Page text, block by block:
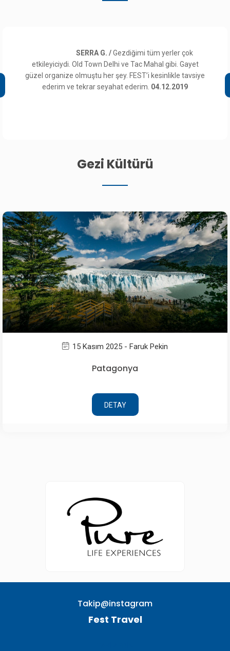
SERRA G. /Gezdiğimi tüm yerler çok
etkileyiciydi. Old Town Delhi ve Tac Mahal gibi. Gayet
güzel organize olmuştu her şey. FEST’i kesinlikle tavsiye
ederim ve tekrar seyahat ederim. 04.12.2019
Gezi Kültürü
15 Kasım 2025 - Faruk Pekin
Takip@instagram
Fest Travel